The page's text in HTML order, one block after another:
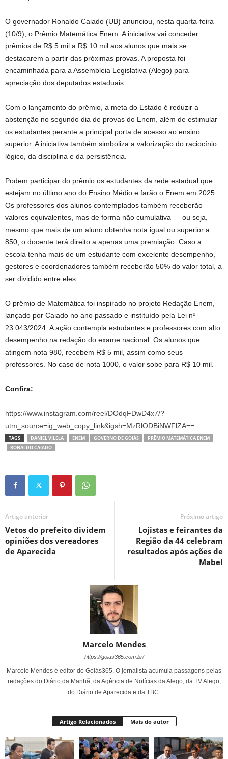
O governador Ronaldo Caiado (UB) anunciou, nesta quarta-feira
(10/9), o Prêmio Matemática Enem. A iniciativa vai conceder
prêmios de R$ 5 mil a R$ 10 mil aos alunos que mais se
destacarem a partir das próximas provas. A proposta foi
encaminhada para a Assembleia Legislativa (Alego) para
apreciação dos deputados estaduais.
Com o lançamento do prêmio, a meta do Estado é reduzir a
abstenção no segundo dia de provas do Enem, além de estimular
os estudantes perante a principal porta de acesso ao ensino
superior. A iniciativa também simboliza a valorização do raciocínio
lógico, da disciplina e da persistência.
Podem participar do prêmio os estudantes da rede estadual que
estejam no último ano do Ensino Médio e farão o Enem em 2025.
Os professores dos alunos contemplados também receberão
valores equivalentes, mas de forma não cumulativa — ou seja,
mesmo que mais de um aluno obtenha nota igual ou superior a
850, o docente terá direito a apenas uma premiação. Caso a
escola tenha mais de um estudante com excelente desempenho,
gestores e coordenadores também receberão 50% do valor total, a
ser dividido entre eles.
O prêmio de Matemática foi inspirado no projeto Redação Enem,
lançado por Caiado no ano passado e instituído pela Lei nº
23.043/2024. A ação contempla estudantes e professores com alto
desempenho na redação do exame nacional. Os alunos que
atingem nota 980, recebem R$ 5 mil, assim como seus
professores. No caso de nota 1000, o valor sobe para R$ 10 mil.
Confira:
https://www.instagram.com/reel/DOdqFDwD4x7/?
utm_source=ig_web_copy_link&igsh=MzRlODBiNWFlZA==
TAGS DANIEL VILELA ENEM GOVERNO DE GOIÁS
PRÊMIO MATEMÁTICA ENEM
RONALDO CAIADO
Artigo anterior
Vetos do prefeito dividem
opiniões dos vereadores
de Aparecida
Próximo artigo
Lojistas e feirantes da
Região da 44 celebram
resultados após ações de
Mabel
Marcelo Mendes
https://goias365.com.br/
Marcelo Mendes é editor do Goiás365. O jornalista acumula passagens pelas
redações do Diário da Manhã, da Agência de Notícias da Alego, da TV Alego,
do Diário de Aparecida e da TBC.
Artigo Relacionados Mais do autor